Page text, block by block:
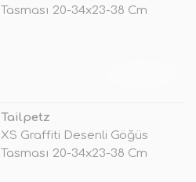
Tasması 20-34x23-38 Cm
Tailpetz
XS Graffiti Desenli Göğüs
Tasması 20-34x23-38 Cm